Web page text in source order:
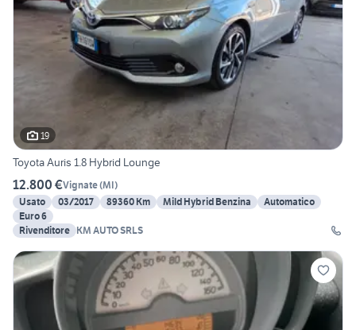
19
Toyota Auris 1.8 Hybrid Lounge
12.800 €Vignate(MI)
Usato
03/2017 89360 Km Mild Hybrid Benzina
Automatico
Euro 6
Rivenditore KM AUTO SRLS